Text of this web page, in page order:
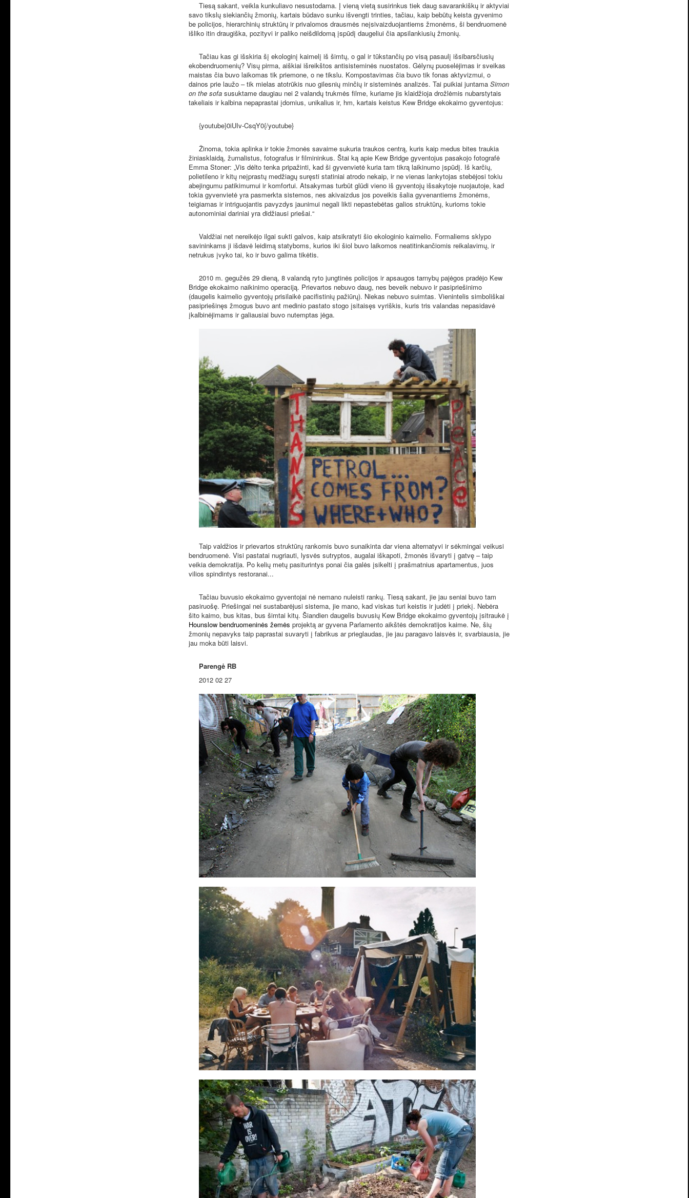
Tiesą sakant, veikla kunkuliavo nesustodama. Į vieną vietą susirinkus tiek daug savarankiškų ir aktyviai
savo tikslų siekiančių žmonių, kartais būdavo sunku išvengti trinties, tačiau, kaip bebūtų keista gyvenimo
be policijos, hierarchinių struktūrų ir privalomos drausmės neįsivaizduojantiems žmonėms, ši bendruomenė
išliko itin draugiška, pozityvi ir paliko neišdildomą įspūdį daugeliui čia apsilankiusių žmonių.
Tačiau kas gi išskiria šį ekologinį kaimelį iš šimtų, o gal ir tūkstančių po visą pasaulį išsibarsčiusių
ekobendruomenių? Visų pirma, aiškiai išreikštos antisisteminės nuostatos. Gėlynų puoselėjimas ir sveikas
maistas čia buvo laikomas tik priemone, o ne tikslu. Kompostavimas čia buvo tik fonas aktyvizmui, o
dainos prie laužo – tik mielas atotrūkis nuo gilesnių minčių ir sisteminės analizės. Tai puikiai juntama Simon
on the sofasusuktame daugiau nei 2 valandų trukmės filme, kuriame jis klaidžioja drožlėmis nubarstytais
takeliais ir kalbina nepaprastai įdomius, unikalius ir, hm, kartais keistus Kew Bridge ekokaimo gyventojus:
{youtube}0iUIv-CsqY0{/youtube}
Žinoma, tokia aplinka ir tokie žmonės savaime sukuria traukos centrą, kuris kaip medus bites traukia
žiniasklaidą, žurnalistus, fotografus ir filmininkus. Štai ką apie Kew Bridge gyventojus pasakojo fotografė
Emma Stoner: „Vis dėlto tenka pripažinti, kad ši gyvenvietė kuria tam tikrą laikinumo įspūdį. Iš karčių,
polietileno ir kitų neįprastų medžiagų suręsti statiniai atrodo nekaip, ir ne vienas lankytojas stebėjosi tokiu
abejingumu patikimumui ir komfortui. Atsakymas turbūt glūdi vieno iš gyventojų išsakytoje nuojautoje, kad
tokia gyvenvietė yra pasmerkta sistemos, nes akivaizdus jos poveikis šalia gyvenantiems žmonėms,
teigiamas ir intriguojantis pavyzdys jaunimui negali likti nepastebėtas galios struktūrų, kurioms tokie
autonominiai dariniai yra didžiausi priešai.“
Valdžiai net nereikėjo ilgai sukti galvos, kaip atsikratyti šio ekologinio kaimelio. Formaliems sklypo
savininkams ji išdavė leidimą statyboms, kurios iki šiol buvo laikomos neatitinkančiomis reikalavimų, ir
netrukus įvyko tai, ko ir buvo galima tikėtis.
2010 m. gegužės 29 dieną, 8 valandą ryto jungtinės policijos ir apsaugos tarnybų pajėgos pradėjo Kew
Bridge ekokaimo naikinimo operaciją. Prievartos nebuvo daug, nes beveik nebuvo ir pasipriešinimo
(daugelis kaimelio gyventojų prisilaikė pacifistinių pažiūrų). Niekas nebuvo suimtas. Vienintelis simboliškai
pasipriešinęs žmogus buvo ant medinio pastato stogo įsitaisęs vyriškis, kuris tris valandas nepasidavė
įkalbinėjimams ir galiausiai buvo nutemptas jėga.
Taip valdžios ir prievartos struktūrų rankomis buvo sunaikinta dar viena alternatyvi ir sėkmingai veikusi
bendruomenė. Visi pastatai nugriauti, lysvės sutryptos, augalai iškapoti, žmonės išvaryti į gatvę – taip
veikia demokratija. Po kelių metų pasiturintys ponai čia galės įsikelti į prašmatnius apartamentus, juos
vilios spindintys restoranai...
Tačiau buvusio ekokaimo gyventojai nė nemano nuleisti rankų. Tiesą sakant, jie jau seniai buvo tam
pasiruošę. Priešingai nei sustabarėjusi sistema, jie mano, kad viskas turi keistis ir judėti į priekį. Nebėra
šito kaimo, bus kitas, bus šimtai kitų. Šiandien daugelis buvusių Kew Bridge ekokaimo gyventojų įsitraukė į
Hounslow bendruomeninės žemės projektą ar gyvena Parlamento aikštės demokratijos kaime. Ne, šių
žmonių nepavyks taip paprastai suvaryti į fabrikus ar prieglaudas, jie jau paragavo laisvės ir, svarbiausia, jie
jau moka būti laisvi.
Parengė RB
2012 02 27